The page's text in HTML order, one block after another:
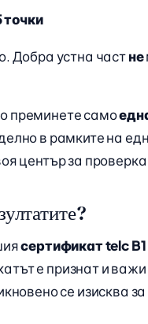
точки
Добра устна частне
преминете само
в рамките на
център за
сертификат telc B1
е признат и
се изисква за